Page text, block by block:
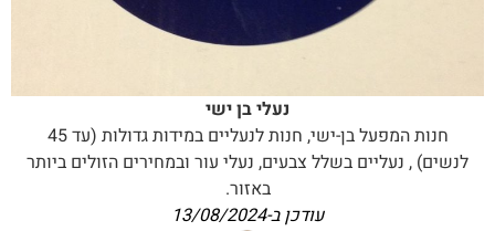
נעלי בן ישי
חנות המפעל בן-ישי, חנות לנעליים במידות גדולות (עד 45
לנשים) , נעליים בשלל צבעים, נעלי עור ובמחירים הזולים ביותר
באזור.
עודכן ב-13/08/2024